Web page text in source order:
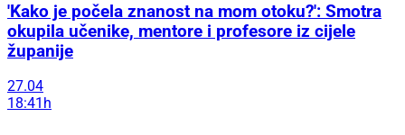
'Kako je počela znanost na mom otoku?': Smotra
okupila učenike, mentore i profesore iz cijele
županije
27.04
18:41h